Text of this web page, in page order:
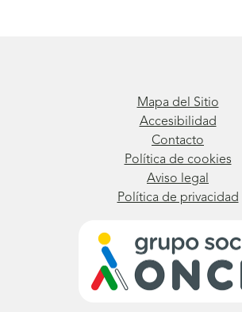
Mapa del Sitio
Accesibilidad
Contacto
Política de cookies
Aviso legal
Política de privacidad